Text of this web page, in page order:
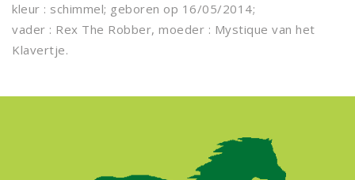
kleur : schimmel; geboren op 16/05/2014;
vader : Rex The Robber, moeder : Mystique van het
Klavertje.